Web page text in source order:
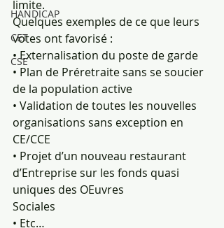
HANDICAP
CET
CSE
limite.
Quelques exemples de ce que leurs
votes ont favorisé :
• Externalisation du poste de garde
• Plan de Préretraite sans se soucier
de la population active
• Validation de toutes les nouvelles
organisations sans exception en
CE/CCE
• Projet d’un nouveau restaurant
d’Entreprise sur les fonds quasi
uniques des OEuvres
Sociales
• Etc…